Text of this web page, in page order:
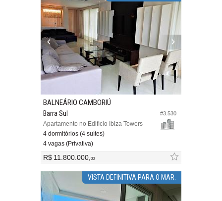
#3.530
BALNEÁRIO CAMBORIÚ
Barra Sul
Apartamento no Edifício Ibiza Towers
4 dormitórios (4 suítes)
4 vagas (Privativa)
R$ 11.800.000,00
VISTA DEFINITIVA PARA O MAR.